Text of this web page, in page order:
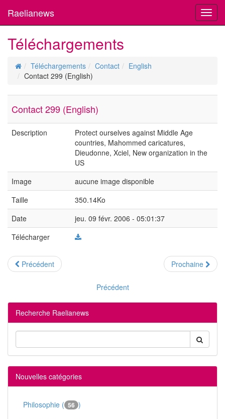
Raelianews
Téléchargements
Téléchargements Contact
English
Contact 299 (English)
Contact 299 (English)
Description
Protect ourselves against Middle Age
countries, Mahommed caricatures,
Dieudonne, Xciel, New organization in the
US
Image
aucune image disponible
Taille
350.14Ko
Date
jeu. 09 févr. 2006 - 05:01:37
Télécharger
Précédent Prochaine
Précédent
Recherche Raelianews
Nouvelles catégories
Philosophie ( 56 )